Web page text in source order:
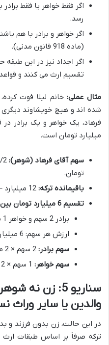
اگر فقط خواهر یا فقط
رسد.
اگر خواهر و برادر با هم
(ماده 918 قانون مدنی).
اگر اجداد نیز در این طبقه
تقسیم ارث می کنند و
مثال عملی:خانم لیلا فوت
شده اند و هیچ خویشاوند
میلیارد تومان است.
سهم آقای فرهاد (شوهر):
تومان.
باقیمانده ترکه:
تقسیم 6 میلیارد تومان بین خواهر و برادر:
برادر 2 سهم و خواهر 1 سهم می برد. (3 سهم در مجموع).
ارزش هر سهم: 6 میلیارد / 3 = 2 میلیارد تومان.
سهم برادر:
سهم خواهر:
سناریو 5: زن نه
والدین یا سایر وراث
در این حالت، زن بدون فرزند
ترکه صرفاً بر اساس طبقات ارث